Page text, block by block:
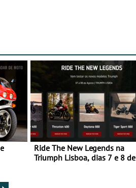
Ride The New Legends na
Triumph Lisboa, dias 7 e 8 de